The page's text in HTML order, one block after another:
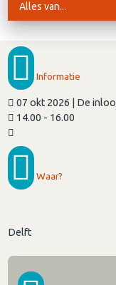
Alles van...
Informatie
07 okt 2026 | De
14.00 - 16.00
Waar?
Delft